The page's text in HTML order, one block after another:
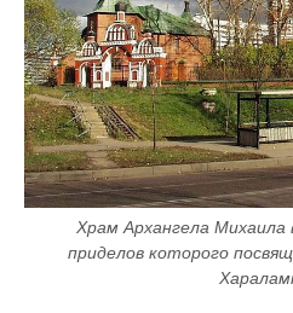
Храм Архангела Михаила
приделов которого